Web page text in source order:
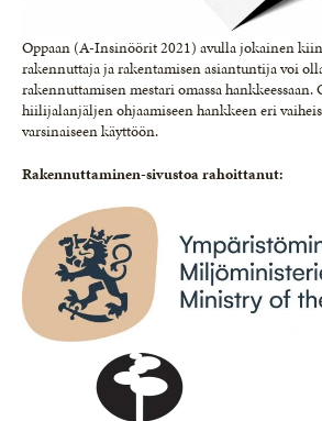
Oppaan (A-Insinöörit 2021) avulla jokainen
rakennuttaja ja rakentamisen asiantuntija voi
rakennuttamisen mestari omassa hankkeessaan.
hiilijalanjäljen ohjaamiseen hankkeen eri
varsinaiseen käyttöön.
Rakennuttaminen-sivustoa rahoittanut: